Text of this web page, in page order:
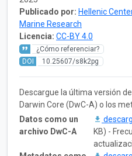
Publicado por: Hellenic
Marine Research
Licencia: CC-BY 4.0
¿Cómo referenciar?
DOI
10.25607/s8k2pg
Descargue la última versión
Darwin Core (DwC-A) o los
Datos como un
archivo DwC-A
KB) -